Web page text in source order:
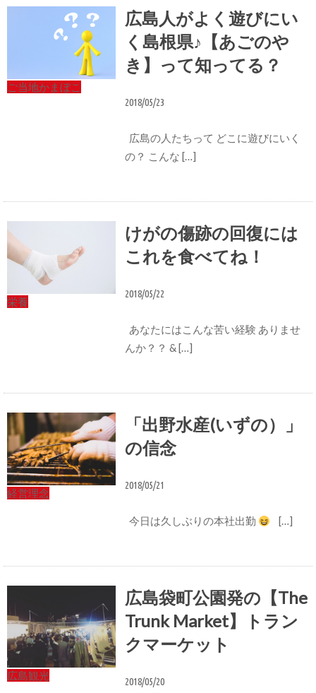
ご当地かまぼこ
広島人がよく遊びにい
く島根県♪【あごのや
き】って知ってる？
2018/05/23
広島の人たちって どこに遊びにいく
の？ こんな […]
栄養
けがの傷跡の回復には
これを食べてね！
2018/05/22
あなたにはこんな苦い経験 ありませ
んか？？ & […]
経営理念
「出野水産(いずの）」
の信念
2018/05/21
今日は久しぶりの本社出勤 […]
広島観光
広島袋町公園発の【The
Trunk Market】トラン
クマーケット
2018/05/20